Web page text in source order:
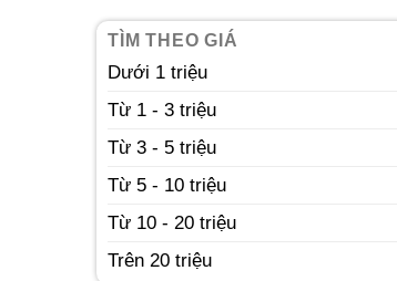
TÌM THEO GIÁ
Dưới 1 triệu
Từ 1 - 3 triệu
Từ 3 - 5 triệu
Từ 5 - 10 triệu
Từ 10 - 20 triệu
Trên 20 triệu